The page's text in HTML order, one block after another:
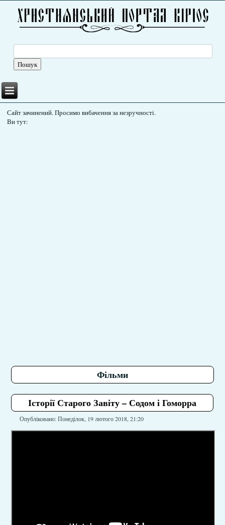
Сайт зачинений. Просимо вибачення за незручності.
Ви тут:
Фільми
Історії Старого Завіту – Содом і Гоморра
Опубліковано: Понеділок, 19 лютого 2018, 21:20